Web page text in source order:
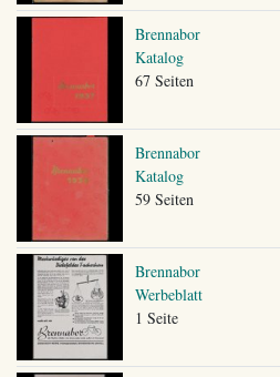
Brennabor
Katalog
67 Seiten
Brennabor
Katalog
59 Seiten
Brennabor
Werbeblatt
1 Seite